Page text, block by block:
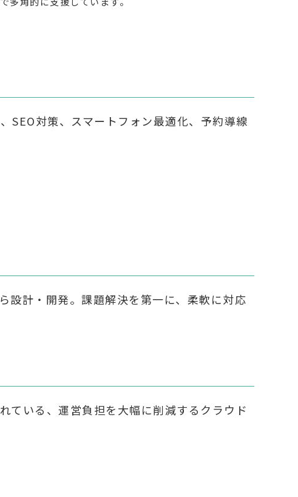
SEO対策、スマートフォン最適化、予約導線
設計・開発。課題解決を第一に、柔軟に対応
ている、運営負担を大幅に削減するクラウド